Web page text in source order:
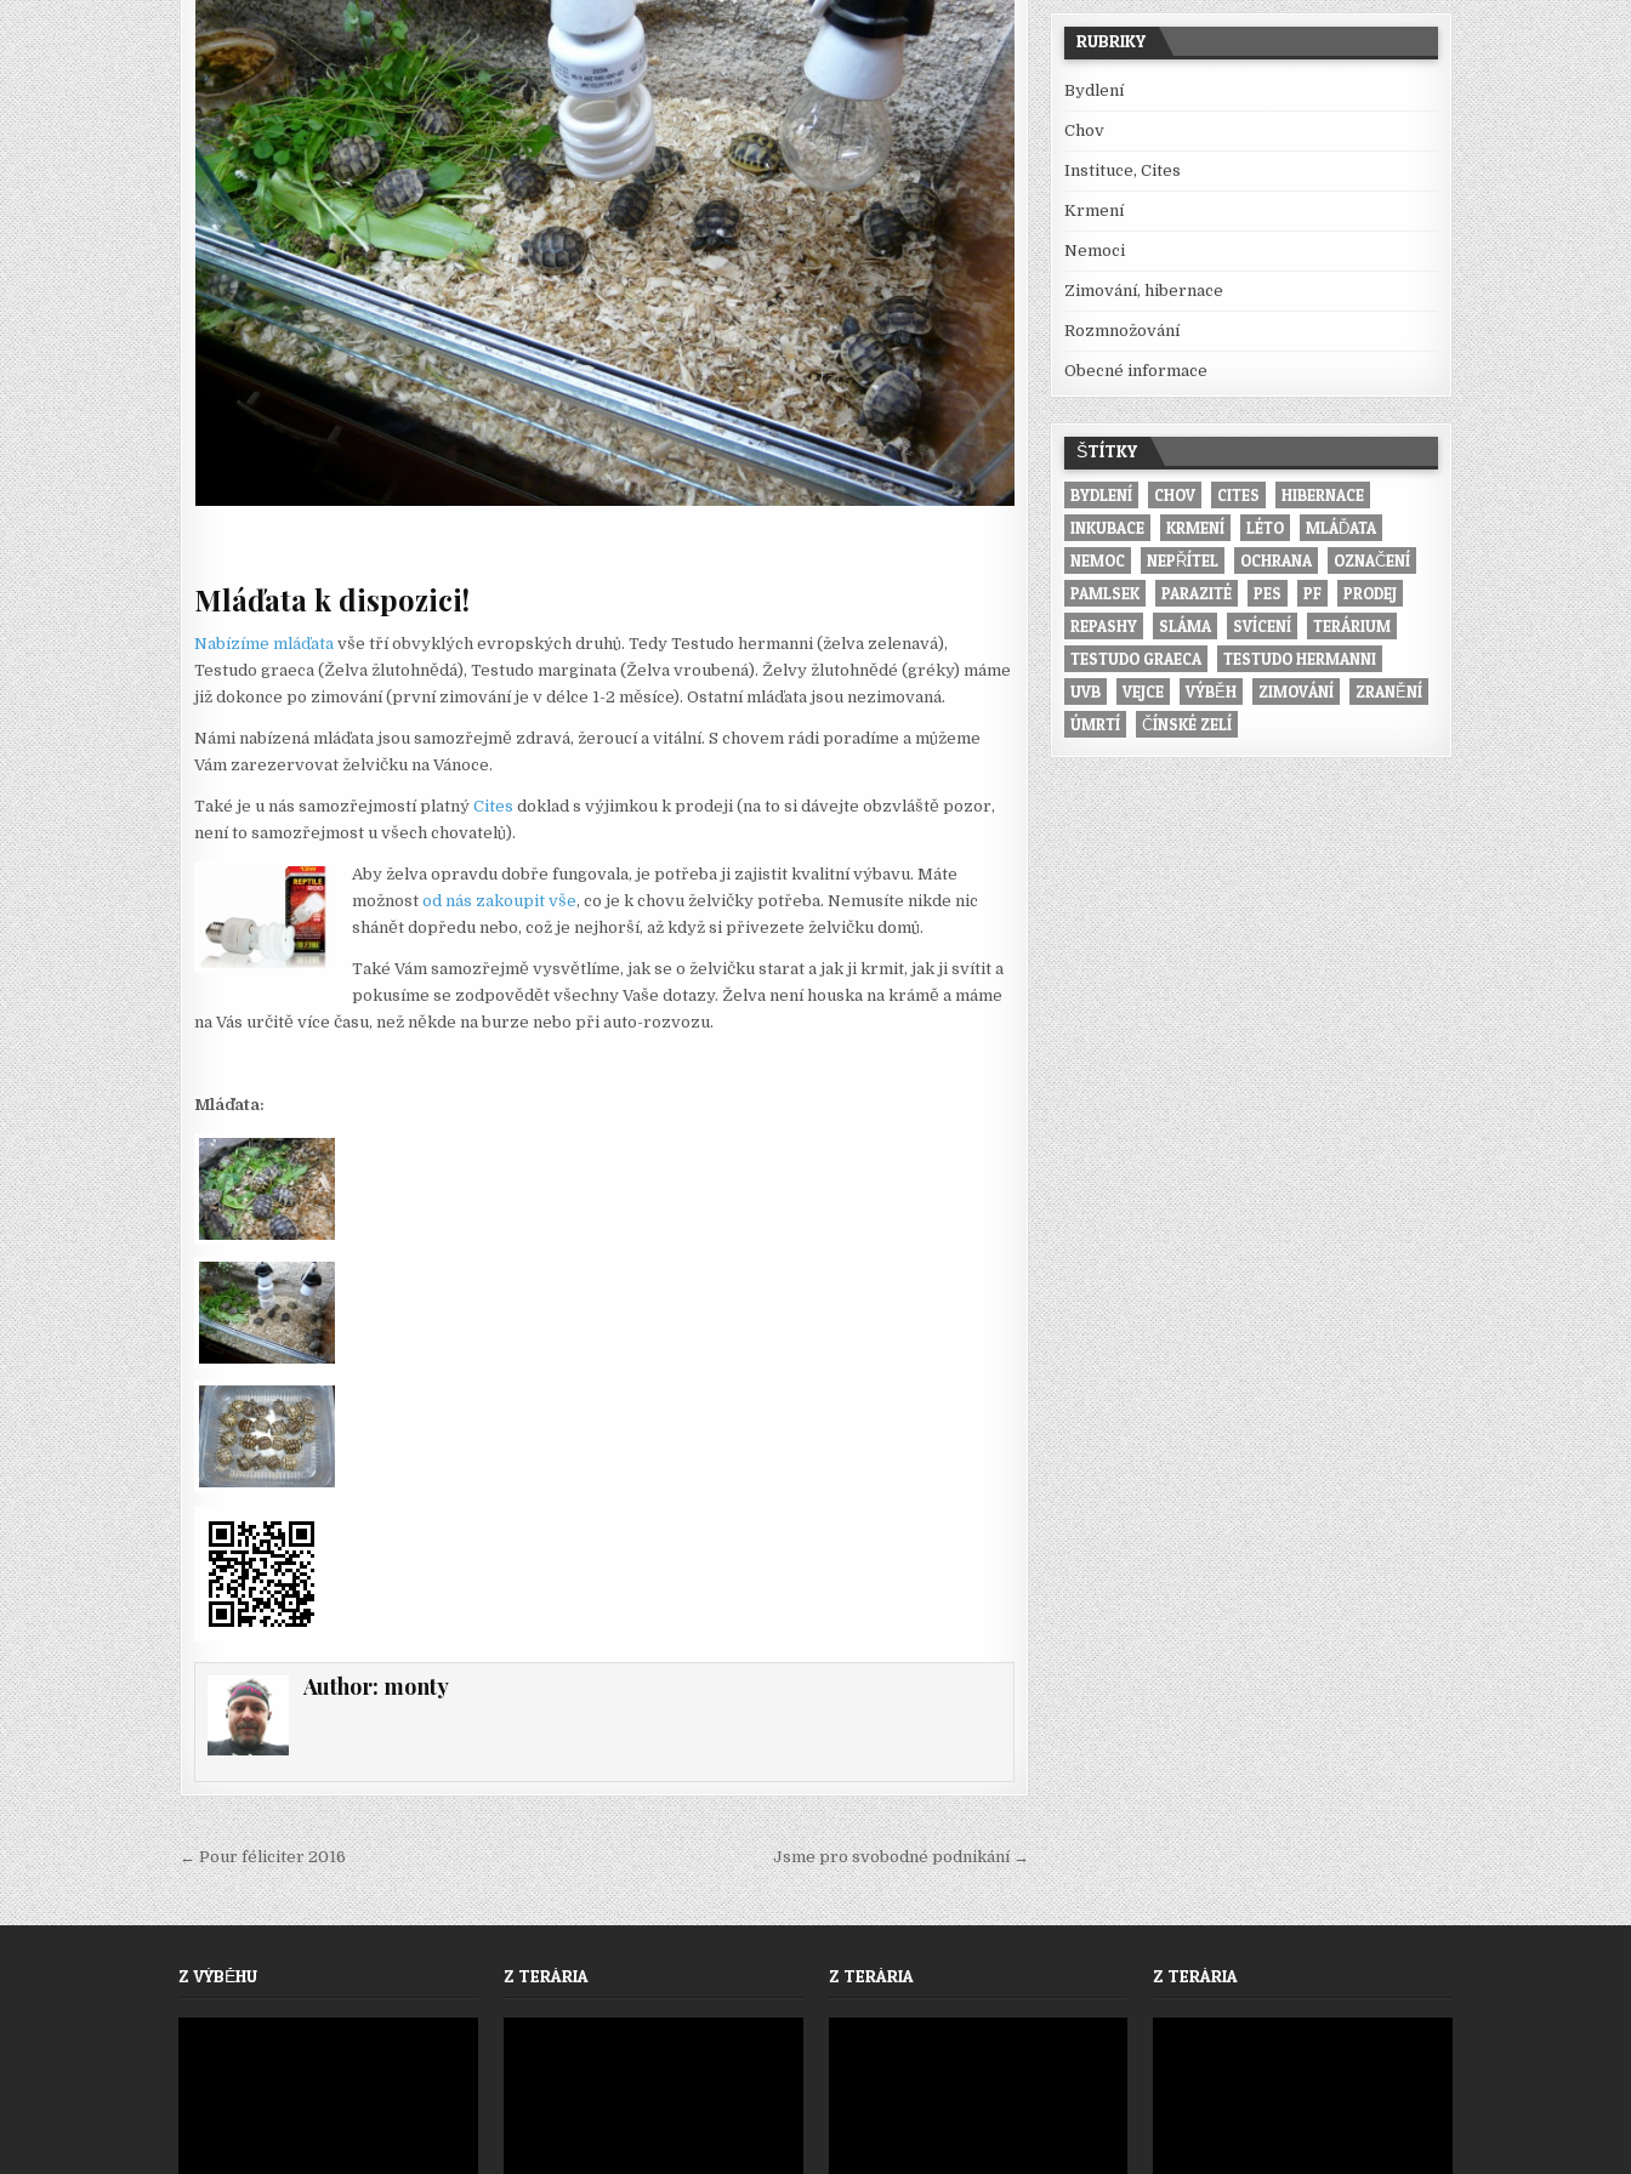
Mláďata k dispozici!
Nabízíme mláďata vše tří obvyklých evropských druhů. Tedy Testudo hermanni (želva zelenavá),
Testudo graeca (Želva žlutohnědá), Testudo marginata (Želva vroubená). Želvy žlutohnědé (gréky) máme
již dokonce po zimování (první zimování je v délce 1-2 měsíce). Ostatní mláďata jsou nezimovaná.
Námi nabízená mláďata jsou samozřejmě zdravá, žeroucí a vitální. S chovem rádi poradíme a můžeme
Vám zarezervovat želvičku na Vánoce.
Také je u nás samozřejmostí platnýCites doklad s výjimkou k prodeji (na to si dávejte obzvláště pozor,
není to samozřejmost u všech chovatelů).
Aby želva opravdu dobře fungovala, je potřeba ji zajistit kvalitní výbavu. Máte
možnostod nás zakoupit vše, co je k chovu želvičky potřeba. Nemusíte nikde nic
shánět dopředu nebo, což je nejhorší, až když si přivezete želvičku domů.
Také Vám samozřejmě vysvětlíme, jak se o želvičku starat a jak ji krmit, jak ji svítit a
pokusíme se zodpovědět všechny Vaše dotazy. Želva není houska na krámě a máme
na Vás určitě více času, než někde na burze nebo při auto-rozvozu.
Mláďata:
Author: monty
Navigace
pro
příspěvek
← Pour féliciter 2016 Jsme pro svobodné podnikání →
RUBRIKY
Bydlení
Chov
Instituce, Cites
Krmení
Nemoci
Zimování, hibernace
Rozmnožování
Obecné informace
ŠTÍTKY
BYDLENÍ CHOV CITES
HIBERNACE
INKUBACE
KRMENÍ LÉTO
MLÁĎATA
NEMOC
NEPŘÍTEL OCHRANA
OZNAČENÍ
PAMLSEK
PARAZITÉ PES PF
PRODEJ
REPASHY
SLÁMA SVÍCENÍ
TERÁRIUM
TESTUDO GRAECA
TESTUDO HERMANNI
UVB
VEJCE VÝBĚH ZIMOVÁNÍ
ZRANĚNÍ
ÚMRTÍ
ČÍNSKÉ ZELÍ
Z VÝBĚHU Z TERÁRIA Z TERÁRIA Z TERÁRIA